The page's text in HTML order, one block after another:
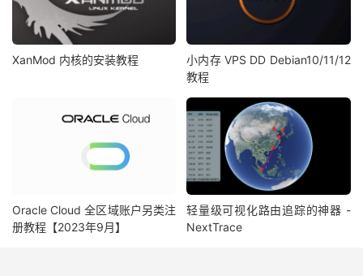
XanMod 内核的安装教程
小内存 VPS DD Debian10/11/12
教程
Oracle Cloud 全区域账户另类注
册教程【2023年9月】
轻量级可视化路由追踪的神器 -
NextTrace